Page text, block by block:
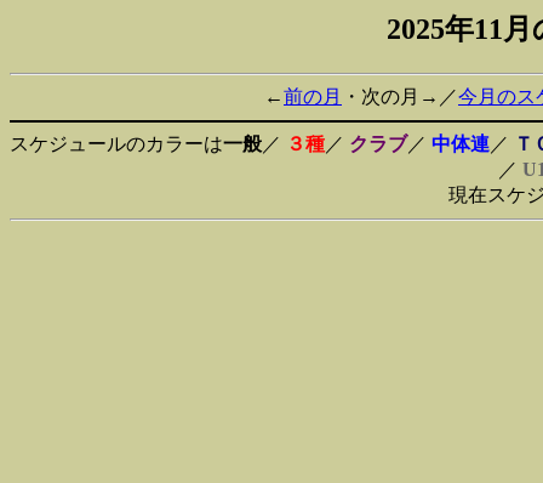
2025年11
←前の月 ・次の月→／今月のス
スケジュールのカラーは一般 ／ ３種 ／ クラブ／ 中体連 ／ Ｔ
／
現在スケ